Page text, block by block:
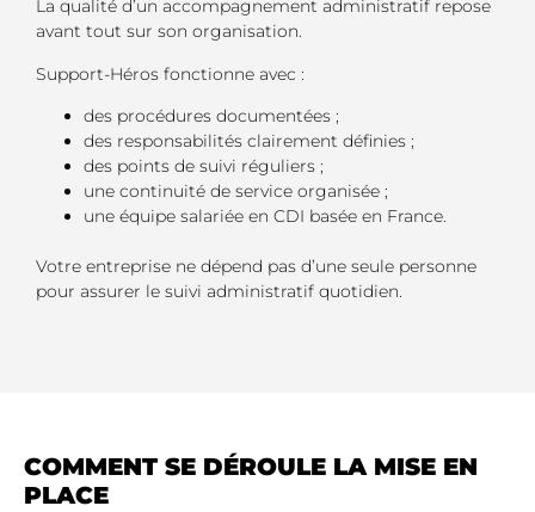
La qualité d’un accompagnement administratif repose
avant tout sur son organisation.
Support-Héros fonctionne avec :
des procédures documentées ;
des responsabilités clairement définies ;
des points de suivi réguliers ;
une continuité de service organisée ;
une équipe salariée en CDI basée en France.
Votre entreprise ne dépend pas d’une seule personne
pour assurer le suivi administratif quotidien.
COMMENT SE DÉROULE LA MISE EN
PLACE